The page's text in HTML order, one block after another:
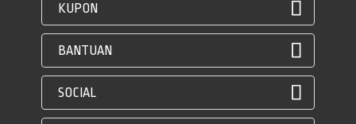
KUPON
BANTUAN
SOCIAL